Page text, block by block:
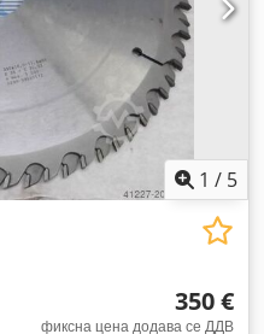
1 / 5
350 €
фиксна цена додава се ДДВ